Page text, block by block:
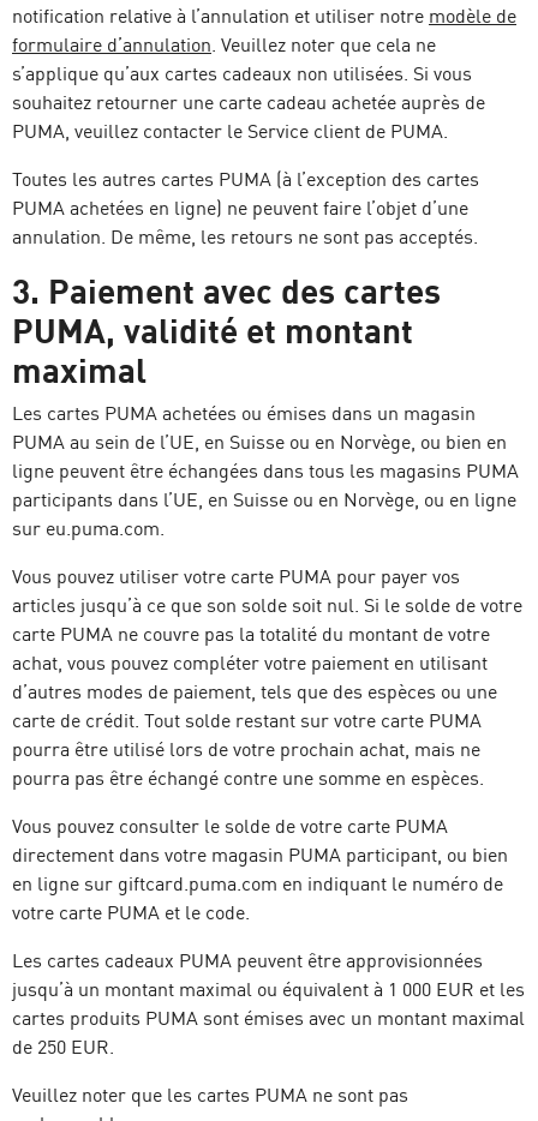
notification relative à l’annulation et utiliser notre modèle de
formulaire d’annulation. Veuillez noter que cela ne
s’applique qu’aux cartes cadeaux non utilisées. Si vous
souhaitez retourner une carte cadeau achetée auprès de
PUMA, veuillez contacter le Service client de PUMA.
Toutes les autres cartes PUMA (à l’exception des cartes
PUMA achetées en ligne) ne peuvent faire l’objet d’une
annulation. De même, les retours ne sont pas acceptés.
3. Paiement avec des cartes
PUMA, validité et montant
maximal
Les cartes PUMA achetées ou émises dans un magasin
PUMA au sein de l’UE, en Suisse ou en Norvège, ou bien en
ligne peuvent être échangées dans tous les magasins PUMA
participants dans l’UE, en Suisse ou en Norvège, ou en ligne
sur eu.puma.com.
Vous pouvez utiliser votre carte PUMA pour payer vos
articles jusqu’à ce que son solde soit nul. Si le solde de votre
carte PUMA ne couvre pas la totalité du montant de votre
achat, vous pouvez compléter votre paiement en utilisant
d’autres modes de paiement, tels que des espèces ou une
carte de crédit. Tout solde restant sur votre carte PUMA
pourra être utilisé lors de votre prochain achat, mais ne
pourra pas être échangé contre une somme en espèces.
Vous pouvez consulter le solde de votre carte PUMA
directement dans votre magasin PUMA participant, ou bien
en ligne sur giftcard.puma.com en indiquant le numéro de
votre carte PUMA et le code.
Les cartes cadeaux PUMA peuvent être approvisionnées
jusqu’à un montant maximal ou équivalent à 1 000 EUR et les
cartes produits PUMA sont émises avec un montant maximal
de 250 EUR.
Veuillez noter que les cartes PUMA ne sont pas